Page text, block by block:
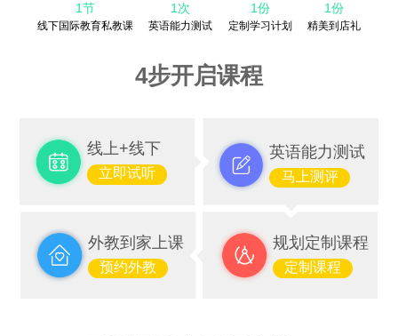
1节
线下国际教育私教课
1次
英语能力测试
1份
定制学习计划
1份
精美到店礼
4步开启课程
线上+线下
立即试听
英语能力测试
马上测评
外教到家上课
预约外教
规划定制课程
定制课程